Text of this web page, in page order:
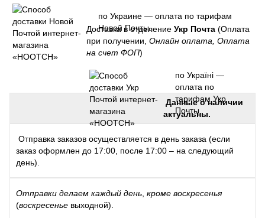
по Украине — оплата по тарифам
Новой Почты.
Доставка в отделение Укр Почта (Оплата
при получении, Онлайн оплата, Оплата
на счет ФОП)
по Україні —
оплата по
тарифам Укр
Почты.
Данные о наличии
актуальны.
Отправка заказов осуществляется в день заказа (если
заказ оформлен до 17:00, после 17:00 – на следующий
день).
Отправки делаем каждый день кроме воскресенья
(воскресенье выходной).